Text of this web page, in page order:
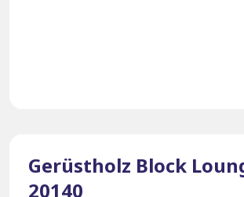
Gerüstholz Block
20140